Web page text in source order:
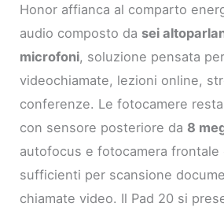
Honor affianca al comparto
audio composto da sei
microfoni, soluzione pensata
videochiamate, lezioni online,
conferenze. Le fotocamere
con sensore posteriore da 8
autofocus e fotocamera frontale
sufficienti per scansione
chiamate video. Il Pad 20 si